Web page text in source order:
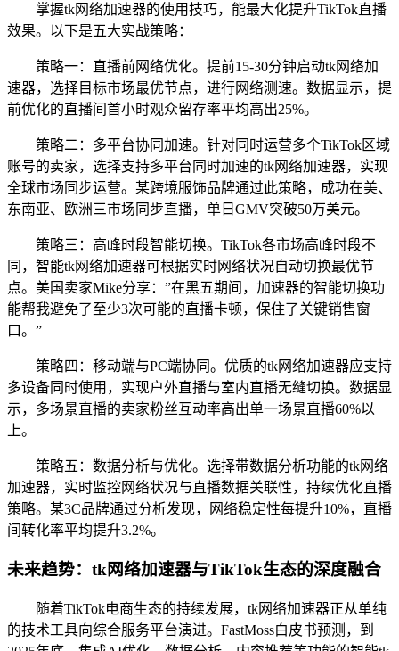
掌握tk网络加速器的使用技巧，能最大化提升TikTok直播
效果。以下是五大实战策略：
策略一：直播前网络优化。提前15-30分钟启动tk网络加
速器，选择目标市场最优节点，进行网络测速。数据显示，提
前优化的直播间首小时观众留存率平均高出25%。
策略二：多平台协同加速。针对同时运营多个TikTok区域
账号的卖家，选择支持多平台同时加速的tk网络加速器，实现
全球市场同步运营。某跨境服饰品牌通过此策略，成功在美、
东南亚、欧洲三市场同步直播，单日GMV突破50万美元。
策略三：高峰时段智能切换。TikTok各市场高峰时段不
同，智能tk网络加速器可根据实时网络状况自动切换最优节
点。美国卖家Mike分享：”在黑五期间，加速器的智能切换功
能帮我避免了至少3次可能的直播卡顿，保住了关键销售窗
口。”
策略四：移动端与PC端协同。优质的tk网络加速器应支持
多设备同时使用，实现户外直播与室内直播无缝切换。数据显
示，多场景直播的卖家粉丝互动率高出单一场景直播60%以
上。
策略五：数据分析与优化。选择带数据分析功能的tk网络
加速器，实时监控网络状况与直播数据关联性，持续优化直播
策略。某3C品牌通过分析发现，网络稳定性每提升10%，直播
间转化率平均提升3.2%。
未来趋势：tk网络加速器与TikTok生态的深度融合
随着TikTok电商生态的持续发展，tk网络加速器正从单纯
的技术工具向综合服务平台演进。FastMoss白皮书预测，到